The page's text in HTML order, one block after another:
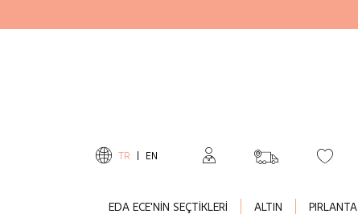
TR EN
EDA ECE'NİN SEÇTİKLERİ ALTIN PIRLANTA